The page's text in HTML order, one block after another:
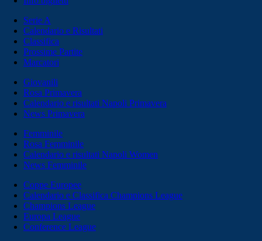
Serie A
Calendario e Risultati
Classifica
Prossime Partite
Marcatori
Giovanili
Rosa Primavera
Calendario e risultati Napoli Primavera
News Primavera
Femminile
Rosa Femminile
Calendario e risultati Napoli Women
News Femminile
Coppe Europee
Calendario e Classifica Champions League
Champions League
Europa League
Conference League